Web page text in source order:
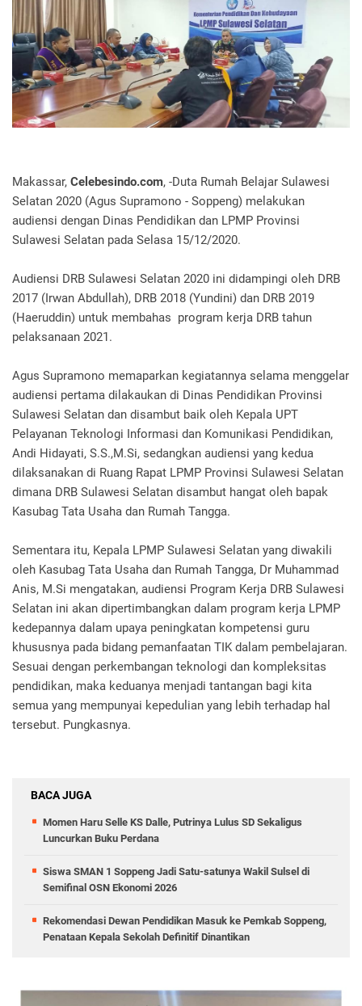
Makassar, Celebesindo.com, -Duta Rumah Belajar Sulawesi
Selatan 2020 (Agus Supramono - Soppeng) melakukan
audiensi dengan Dinas Pendidikan dan LPMP Provinsi
Sulawesi Selatan pada Selasa 15/12/2020.
Audiensi DRB Sulawesi Selatan 2020 ini didampingi oleh DRB
2017 (Irwan Abdullah), DRB 2018 (Yundini) dan DRB 2019
(Haeruddin) untuk membahas program kerja DRB tahun
pelaksanaan 2021.
Agus Supramono memaparkan kegiatannya selama menggelar
audiensi pertama dilakaukan di Dinas Pendidikan Provinsi
Sulawesi Selatan dan disambut baik oleh Kepala UPT
Pelayanan Teknologi Informasi dan Komunikasi Pendidikan,
Andi Hidayati, S.S.,M.Si, sedangkan audiensi yang kedua
dilaksanakan di Ruang Rapat LPMP Provinsi Sulawesi Selatan
dimana DRB Sulawesi Selatan disambut hangat oleh bapak
Kasubag Tata Usaha dan Rumah Tangga.
Sementara itu, Kepala LPMP Sulawesi Selatan yang diwakili
oleh Kasubag Tata Usaha dan Rumah Tangga, Dr Muhammad
Anis, M.Si mengatakan, audiensi Program Kerja DRB Sulawesi
Selatan ini akan dipertimbangkan dalam program kerja LPMP
kedepannya dalam upaya peningkatan kompetensi guru
khususnya pada bidang pemanfaatan TIK dalam pembelajaran.
Sesuai dengan perkembangan teknologi dan kompleksitas
pendidikan, maka keduanya menjadi tantangan bagi kita
semua yang mempunyai kepedulian yang lebih terhadap hal
tersebut. Pungkasnya.
BACA JUGA
Momen Haru Selle KS Dalle, Putrinya Lulus SD Sekaligus
Luncurkan Buku Perdana
Siswa SMAN 1 Soppeng Jadi Satu-satunya Wakil Sulsel di
Semifinal OSN Ekonomi 2026
Rekomendasi Dewan Pendidikan Masuk ke Pemkab Soppeng,
Penataan Kepala Sekolah Definitif Dinantikan